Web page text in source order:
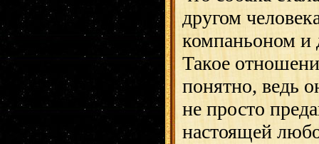
другом
компаньоном и
Такое
понятно, ведь
не просто
настоящей